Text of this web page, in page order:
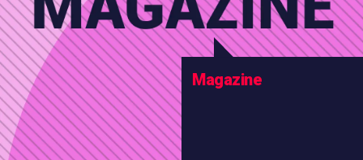
Magazine